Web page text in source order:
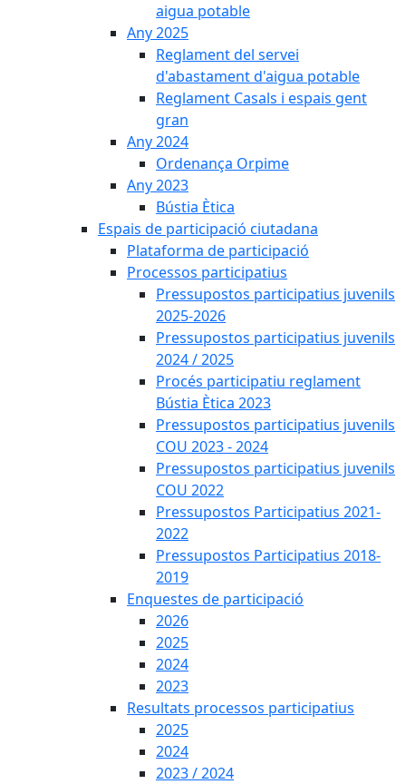
aigua potable
Any 2025
Reglament del servei
d'abastament d'aigua potable
Reglament Casals i espais gent
gran
Any 2024
Ordenança Orpime
Any 2023
Bústia Ètica
Espais de participació ciutadana
Plataforma de participació
Processos participatius
Pressupostos participatius juvenils
2025-2026
Pressupostos participatius juvenils
2024 / 2025
Procés participatiu reglament
Bústia Ètica 2023
Pressupostos participatius juvenils
COU 2023 - 2024
Pressupostos participatius juvenils
COU 2022
Pressupostos Participatius 2021-
2022
Pressupostos Participatius 2018-
2019
Enquestes de participació
2026
2025
2024
2023
Resultats processos participatius
2025
2024
2023 / 2024